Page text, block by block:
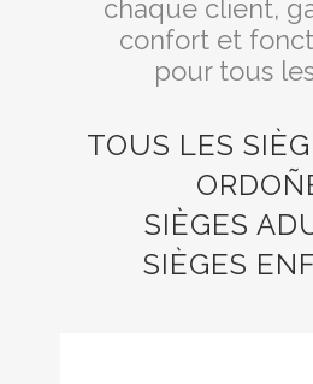
chaque client,
confort et
pour tous
TOUS LES
SIÈGES
SIÈGES